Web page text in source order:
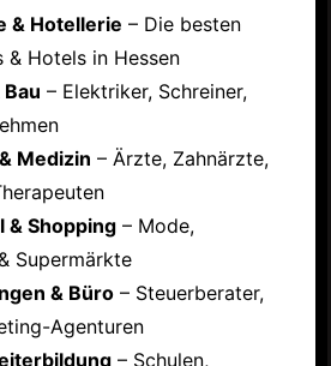
& Hotellerie – Die besten
& Hotels in Hessen
– Elektriker, Schreiner,
Medizin – Ärzte, Zahnärzte,
& Shopping– Mode,
Supermärkte
& Büro– Steuerberater,
Agenturen
– Schulen,